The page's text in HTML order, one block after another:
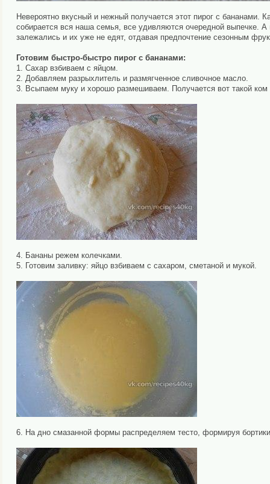
Невероятно вкусный и нежный получается этот пирог с бананами.
собирается вся наша семья, все удивляются очередной выпечке.
залежались и их уже не едят, отдавая предпочтение сезонным
Готовим быстро-быстро пирог с бананами:
1. Сахар взбиваем с яйцом.
2. Добавляем разрыхлитель и размягченное сливочное масло.
3. Всыпаем муку и хорошо размешиваем. Получается вот такой ком
4. Бананы режем колечками.
5. Готовим заливку: яйцо взбиваем с сахаром, сметаной и мукой.
6. На дно смазанной формы распределяем тесто, формируя